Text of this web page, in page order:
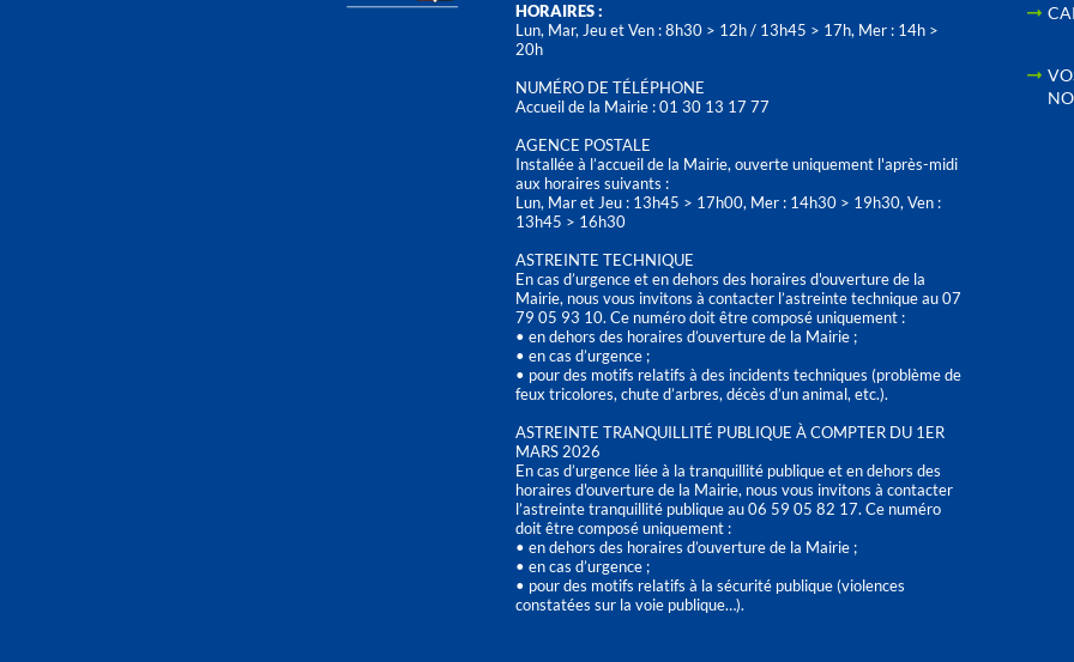
HORAIRES :
Lun, Mar, Jeu et Ven : 8h30 > 12h / 13h45 > 17h, Mer : 14h >
20h
NUMÉRO DE TÉLÉPHONE
Accueil de la Mairie : 01 30 13 17 77
AGENCE POSTALE
Installée à l’accueil de la Mairie, ouverte uniquement l'après-midi
aux horaires suivants :
Lun, Mar et Jeu : 13h45 > 17h00, Mer : 14h30 > 19h30, Ven :
13h45 > 16h30
ASTREINTE TECHNIQUE
En cas d’urgence et en dehors des horaires d'ouverture de la
Mairie, nous vous invitons à contacter l’astreinte technique au 07
79 05 93 10. Ce numéro doit être composé uniquement :
• en dehors des horaires d’ouverture de la Mairie ;
• en cas d’urgence ;
• pour des motifs relatifs à des incidents techniques (problème de
feux tricolores, chute d’arbres, décès d’un animal, etc.).
ASTREINTE TRANQUILLITÉ PUBLIQUE À COMPTER DU 1ER
MARS 2026
En cas d’urgence liée à la tranquillité publique et en dehors des
horaires d'ouverture de la Mairie, nous vous invitons à contacter
l’astreinte tranquillité publique au 06 59 05 82 17. Ce numéro
doit être composé uniquement :
• en dehors des horaires d’ouverture de la Mairie ;
• en cas d’urgence ;
• pour des motifs relatifs à la sécurité publique (violences
constatées sur la voie publique…).